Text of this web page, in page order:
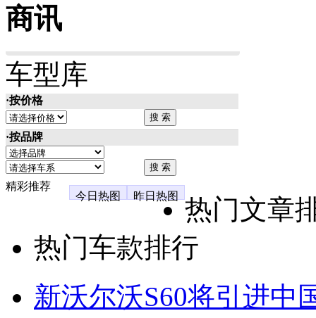
商讯
车型库
·按价格
·按品牌
精彩推荐
今日热图
昨日热图
热门文章
热门车款排行
新沃尔沃S60将引进中